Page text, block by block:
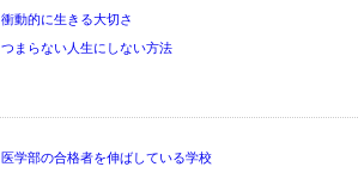
衝動的に生きる大切さ
つまらない人生にしない方法
医学部の合格者を伸ばしている学校